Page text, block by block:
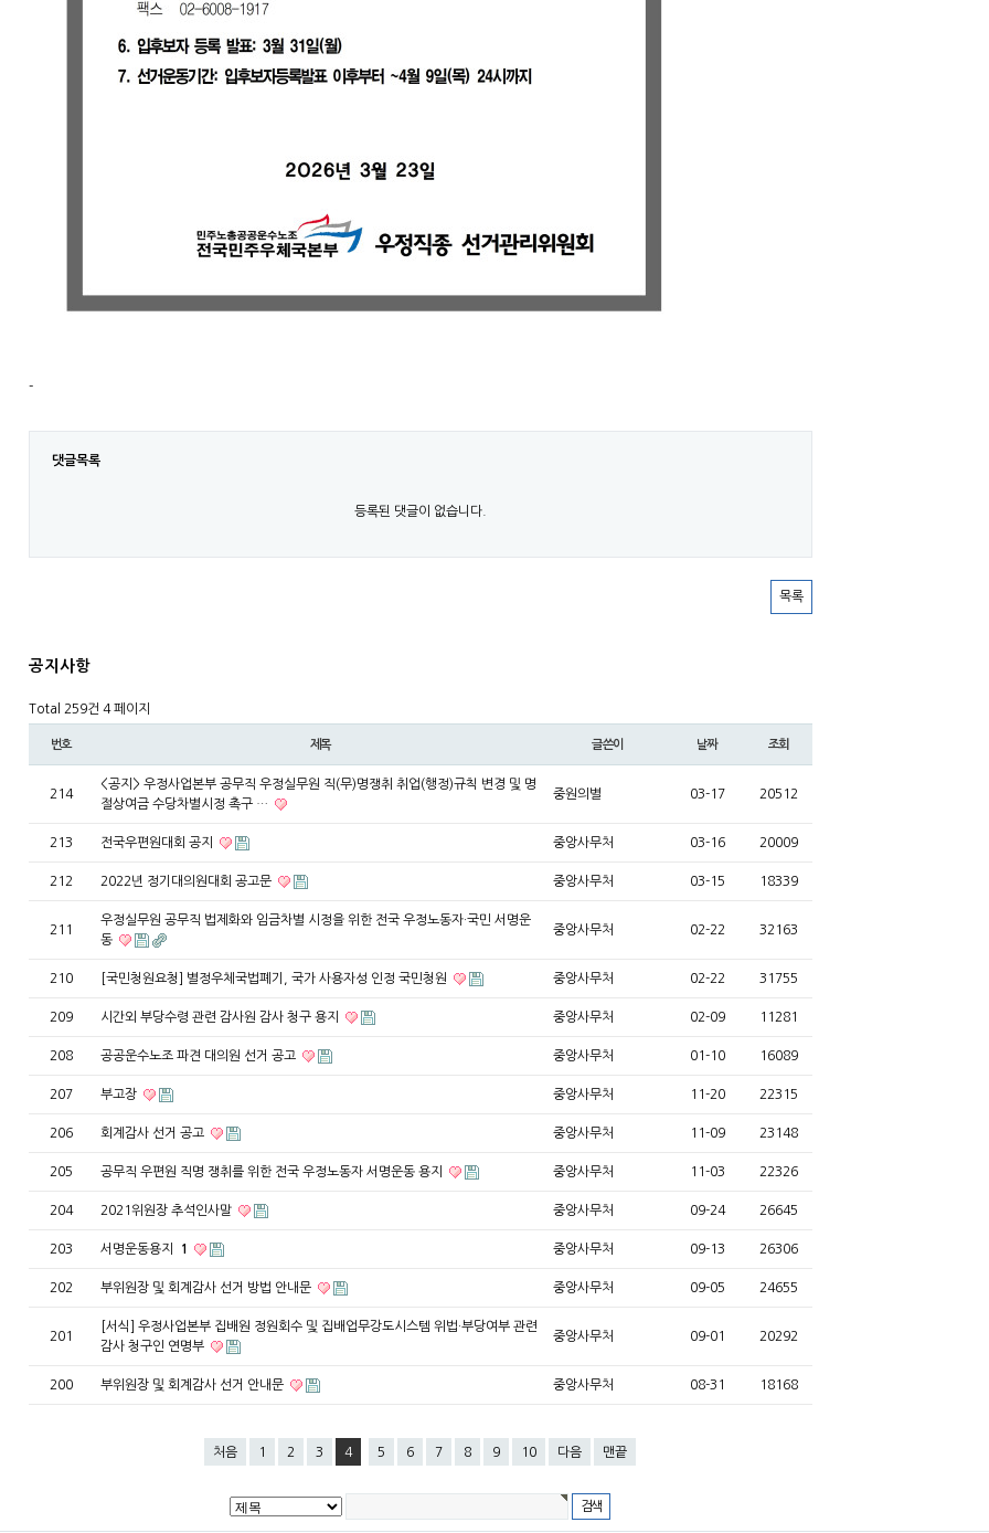
-
댓글목록
등록된 댓글이 없습니다.
목록
공지사항
Total 259건 4 페이지
번호 제목 글쓴이 날짜 조회
214
<공지> 우정사업본부 공무직 우정실무원 직(무)명쟁취 취업(행정)규칙 변경 및 명
절상여금 수당차별시정 촉구 …
중원의별 03-17 20512
213 전국우편원대회 공지 중앙사무처 03-16 20009
212 2022년 정기대의원대회 공고문 중앙사무처 03-15 18339
211
우정실무원 공무직 법제화와 임금차별 시정을 위한 전국 우정노동자·국민 서명운
동
중앙사무처 02-22 32163
210 [국민청원요청] 별정우체국법폐기, 국가 사용자성 인정 국민청원 중앙사무처 02-22 31755
209 시간외 부당수령 관련 감사원 감사 청구 용지 중앙사무처 02-09 11281
208 공공운수노조 파견 대의원 선거 공고 중앙사무처 01-10 16089
207 부고장 중앙사무처 11-20 22315
206 회계감사 선거 공고 중앙사무처 11-09 23148
205 공무직 우편원 직명 쟁취를 위한 전국 우정노동자 서명운동 용지 중앙사무처 11-03 22326
204 2021위원장 추석인사말 중앙사무처 09-24 26645
203 서명운동용지 1 중앙사무처 09-13 26306
202 부위원장 및 회계감사 선거 방법 안내문 중앙사무처 09-05 24655
201
[서식] 우정사업본부 집배원 정원회수 및 집배업무강도시스템 위법·부당여부 관련
감사 청구인 연명부
중앙사무처 09-01 20292
200 부위원장 및 회계감사 선거 안내문 중앙사무처 08-31 18168
처음 1 2 3 4 5 6 7 8 9 10 다음 맨끝